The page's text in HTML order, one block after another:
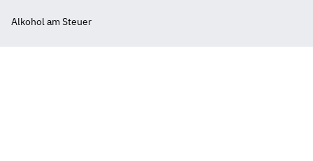
Alkohol am Steuer